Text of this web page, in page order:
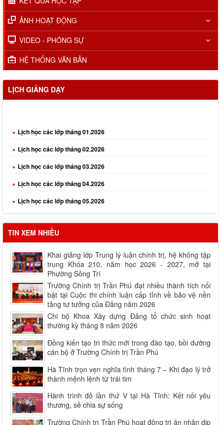
ẢNH HOẠT ĐỘNG
VIDEO - PHÓNG SỰ
HỆ THỐNG VĂN BẢN
LỊCH GIẢNG DẠY
Lịch học các lớp tháng 02.2026
Lịch học các lớp tháng 03.2026
Lịch học các lớp tháng 04.2026
Lịch học các lớp tháng 05.2026
Lịch học các lớp tháng 08.2026
TIN XEM NHIỀU
Khai giảng lớp Trung lý luận chính trị, hệ không tập
trung Khóa 210, năm học 2026 - 2027, mở tại
Phường Sông Trí
Trường Chính trị Trần Phú đạt nhiều thành tích nổi
bật tại Cuộc thi chính luận cấp tỉnh về bảo vệ nền
tảng tư tưởng của Đảng năm 2026
Chi bộ Khoa Xây dựng Đảng tổ chức sinh hoạt
thường kỳ tháng 8 năm 2026
Đồng kiến tạo tri thức mới trong đào tạo, bồi dưỡng
cán bộ ở Trường Chính trị Trần Phú
Hà Tĩnh trọn vẹn nghĩa tình tháng 7 – Khi đạo lý trở
thành mệnh lệnh từ trái tim
Hành trình đỏ lần thứ V tại Hà Tĩnh: Kết nối yêu
thương, sẻ chia sự sống
Trường Chính trị Trần Phú hoạt động tri ân nhân dịp